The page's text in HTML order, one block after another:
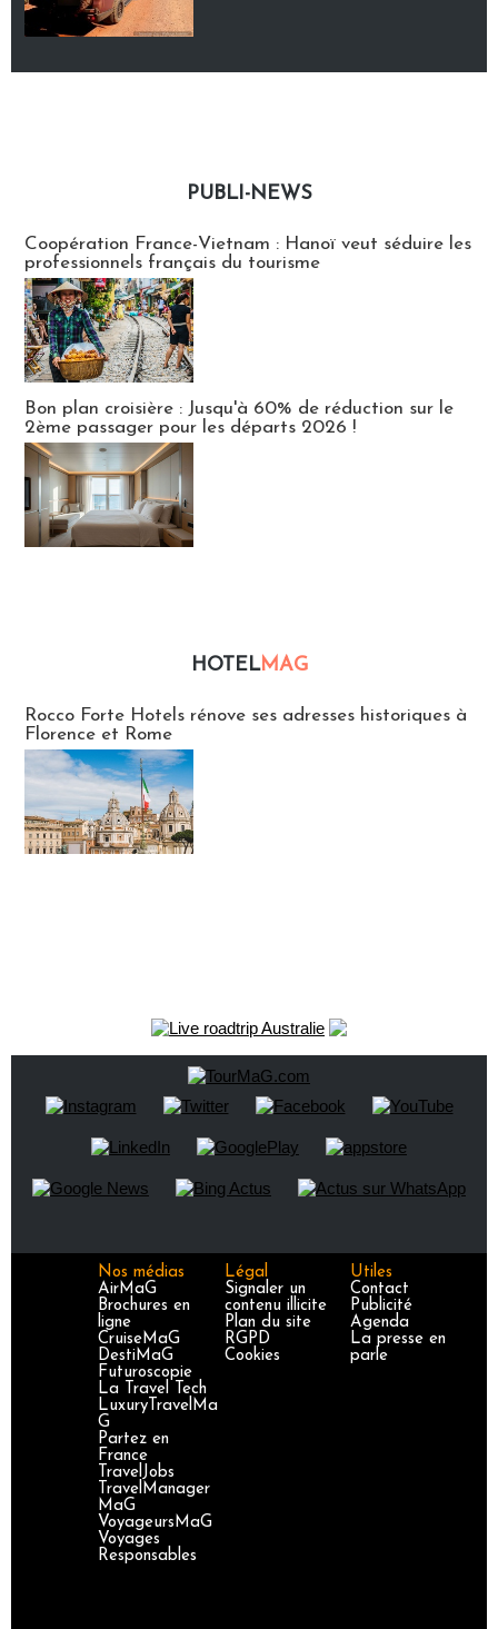
PUBLI-NEWS
Coopération France-Vietnam : Hanoï veut séduire les
professionnels français du tourisme
Bon plan croisière : Jusqu'à 60% de réduction sur le
2ème passager pour les départs 2026 !
HOTELMAG
Rocco Forte Hotels rénove ses adresses historiques à
Florence et Rome
Nos médias
AirMaG
Brochures en
ligne
CruiseMaG
DestiMaG
Futuroscopie
La Travel Tech
LuxuryTravelMa
G
Partez en
France
TravelJobs
TravelManager
MaG
VoyageursMaG
Voyages
Responsables
Légal
Signaler un
contenu illicite
Plan du site
RGPD
Cookies
Utiles
Contact
Publicité
Agenda
La presse en
parle